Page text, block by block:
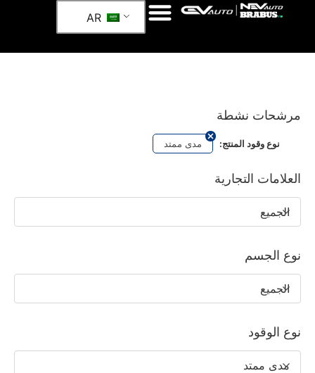
مرشحات نشطة
نوع وقود المنتج: مدى ممتد
العلامات التجارية
الجميع
نوع الجسم
الجميع
نوع الوقود
مدى ممتد